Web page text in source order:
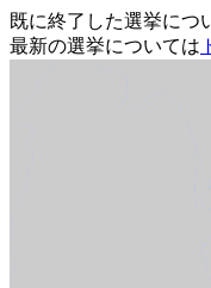
既に終了した選挙につ
最新の選挙については